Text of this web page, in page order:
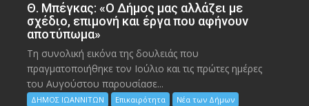
Θ. Μπέγκας: «Ο Δήμος μας αλλάζει με
σχέδιο, επιμονή και έργα που αφήνουν
αποτύπωμα»
Τη συνολική εικόνα της δουλειάς που
πραγματοποιήθηκε τον Ιούλιο και τις πρώτες ημέρες
του Αυγούστου παρουσίασε...
ΔΗΜΟΣ ΙΩΑΝΝΙΤΩΝ Επικαιρότητα Νέα των Δήμων